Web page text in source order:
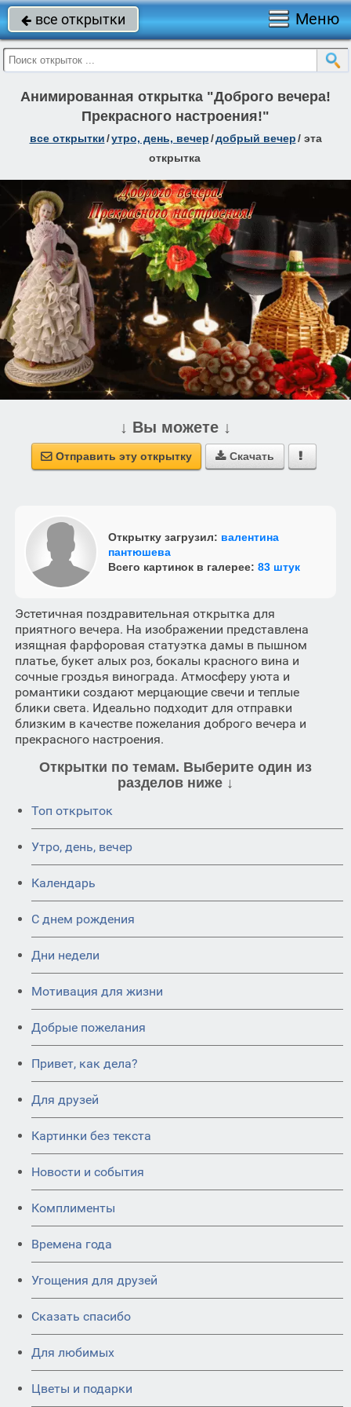
 все открытки Меню
Анимированная открытка "Доброго вечера!
Прекрасного настроения!"
все открытки/утро, день, вечер/добрый вечер/ эта
открытка
↓ Вы можете ↓
 Отправить эту открытку  Скачать 
Открытку загрузил: валентина
пантюшева
Всего картинок в галерее: 83 штук
Эстетичная поздравительная открытка для
приятного вечера. На изображении представлена
изящная фарфоровая статуэтка дамы в пышном
платье, букет алых роз, бокалы красного вина и
сочные гроздья винограда. Атмосферу уюта и
романтики создают мерцающие свечи и теплые
блики света. Идеально подходит для отправки
близким в качестве пожелания доброго вечера и
прекрасного настроения.
Открытки по темам. Выберите один из
разделов ниже ↓
Топ открыток
Утро, день, вечер
Календарь
C днем рождения
Дни недели
Мотивация для жизни
Добрые пожелания
Привет, как дела?
Для друзей
Картинки без текста
Новости и события
Комплименты
Времена года
Угощения для друзей
Сказать спасибо
Для любимых
Цветы и подарки